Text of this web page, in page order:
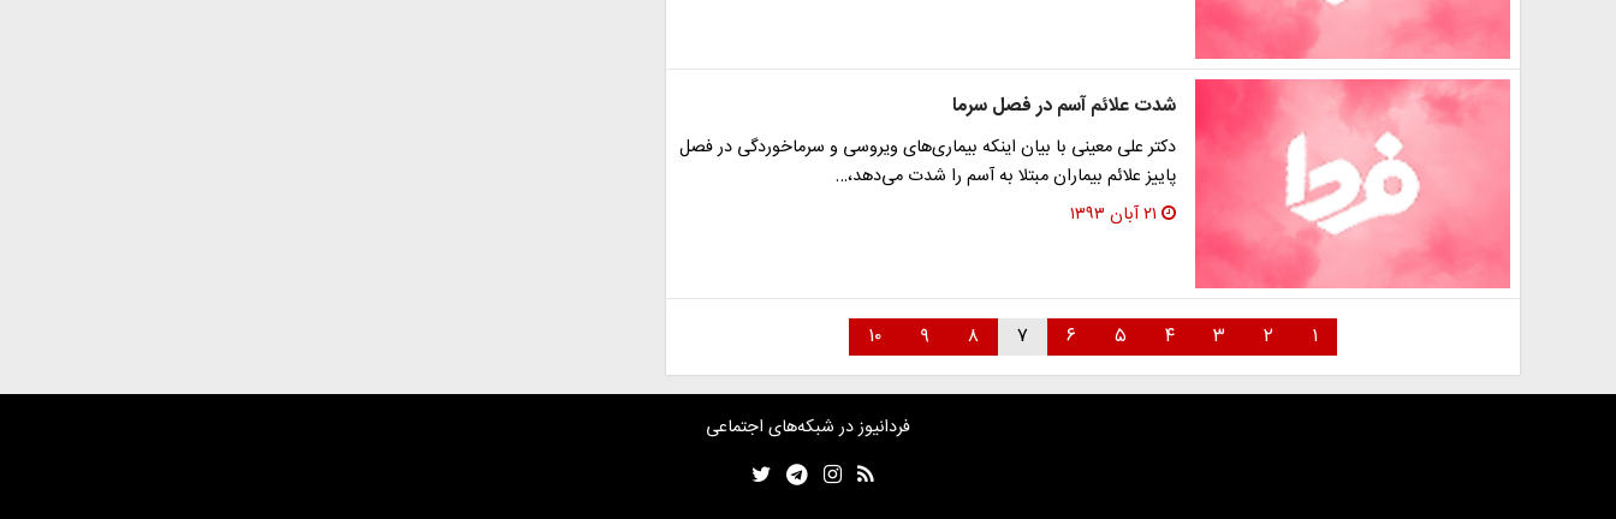
شدت علائم آسم در فصل سرما
دکتر علی معینی با بیان اینکه بیماری‌های ویروسی و سرماخوردگی در فصل
پاییز علائم بیماران مبتلا به آسم را شدت می‌دهد،…
۲۱ آبان ۱۳۹۳
۱ ۲ ۳ ۴ ۵ ۶ ۷ ۸ ۹ ۱۰
فردانیوز در شبکه‌های اجتماعی